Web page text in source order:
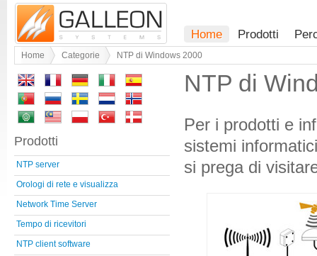
Home Prodotti
Home Categorie NTP di Windows 2000
NTP di
Per i prodotti e
sistemi
si prega di
Prodotti
NTP server
Orologi di rete e visualizza
Network Time Server
Tempo di ricevitori
NTP client software